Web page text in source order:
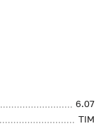
6.07
TIM